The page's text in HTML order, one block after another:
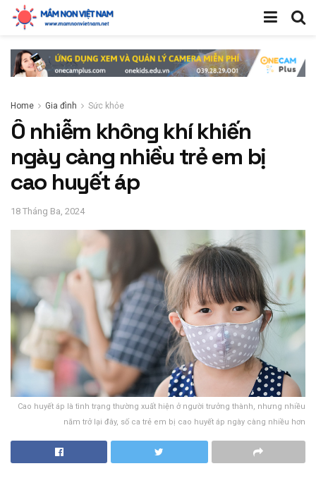
Home Gia đình Sức khỏe
Ô nhiễm không khí khiến
ngày càng nhiều trẻ em bị
cao huyết áp
18 Tháng Ba, 2024
Cao huyết áp là tình trạng thường xuất hiện ở người trưởng thành, nhưng nhiều
năm trở lại đây, số ca trẻ em bị cao huyết áp ngày càng nhiều hơn